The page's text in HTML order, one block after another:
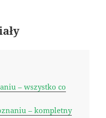
– wszystko co
– kompletny